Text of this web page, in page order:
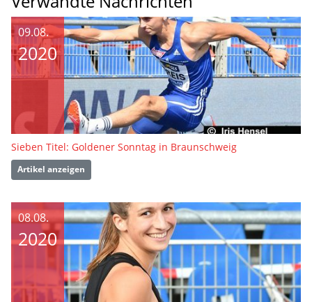
09.08.
2020
Sieben Titel: Goldener Sonntag in Braunschweig
Artikel anzeigen
08.08.
2020